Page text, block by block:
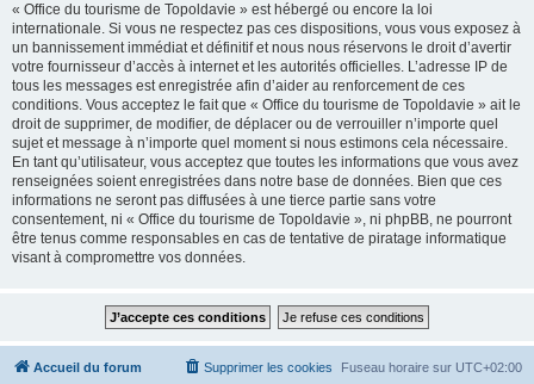
« Office du tourisme de Topoldavie » est hébergé ou encore la loi
internationale. Si vous ne respectez pas ces dispositions, vous vous exposez à
un bannissement immédiat et définitif et nous nous réservons le droit d’avertir
votre fournisseur d’accès à internet et les autorités officielles. L’adresse IP de
tous les messages est enregistrée afin d’aider au renforcement de ces
conditions. Vous acceptez le fait que « Office du tourisme de Topoldavie » ait le
droit de supprimer, de modifier, de déplacer ou de verrouiller n’importe quel
sujet et message à n’importe quel moment si nous estimons cela nécessaire.
En tant qu’utilisateur, vous acceptez que toutes les informations que vous avez
renseignées soient enregistrées dans notre base de données. Bien que ces
informations ne seront pas diffusées à une tierce partie sans votre
consentement, ni « Office du tourisme de Topoldavie », ni phpBB, ne pourront
être tenus comme responsables en cas de tentative de piratage informatique
visant à compromettre vos données.
Accueil du forum Fuseau horaire sur UTC+02:00
Supprimer les cookies